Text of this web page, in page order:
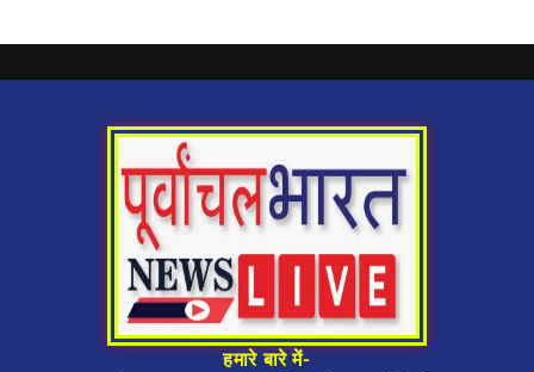
हमारे बारे में-